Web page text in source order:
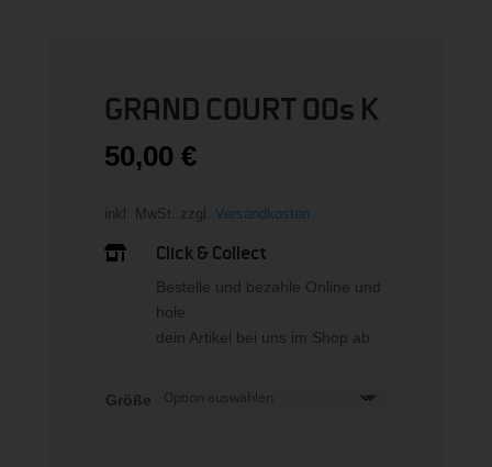
GRAND COURT 00s K
50,00 €
inkl. MwSt. zzgl. Versandkosten
 Click & Collect
Bestelle und bezahle Online und
hole
dein Artikel bei uns im Shop ab.
Größe